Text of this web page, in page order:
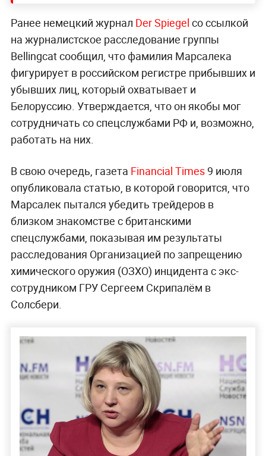
Ранее немецкий журнал Der Spiegel со ссылкой
на журналистское расследование группы
Bellingcat сообщил, что фамилия Марсалека
фигурирует в российском регистре прибывших и
убывших лиц, который охватывает и
Белоруссию. Утверждается, что он якобы мог
сотрудничать со спецслужбами РФ и, возможно,
работать на них.
В свою очередь, газета Financial Times9 июля
опубликовала статью, в которой говорится, что
Марсалек пытался убедить трейдеров в
близком знакомстве с британскими
спецслужбами, показывая им результаты
расследования Организацией по запрещению
химического оружия (ОЗХО) инцидента с экс-
сотрудником ГРУ Сергеем Скрипалём в
Солсбери.